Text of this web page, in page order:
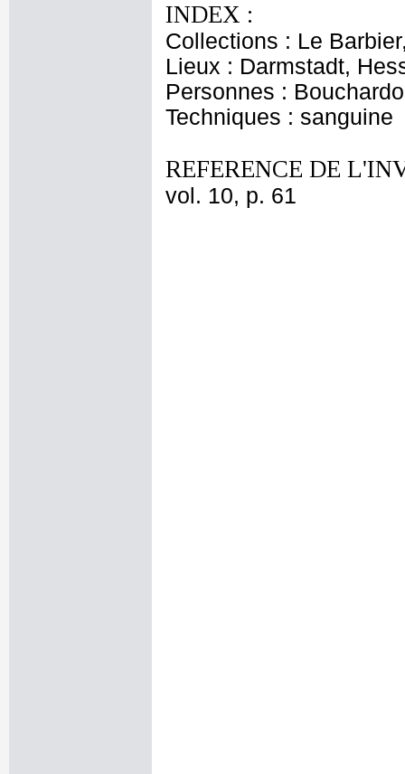
INDEX :
Collections : Le
Lieux : Darmstadt,
Personnes :
Techniques : sanguine
REFERENCE DE
vol. 10, p. 61